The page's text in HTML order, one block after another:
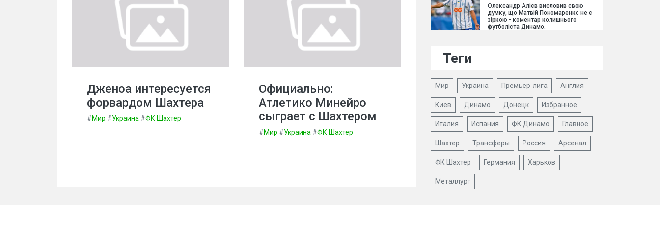
Дженоа интересуется
форвардом Шахтера
#Мир #Украина #ФК Шахтер
Официально:
Атлетико Минейро
сыграет с Шахтером
#Мир #Украина #ФК Шахтер
Олександр Алієв висловив свою
думку, що Матвій Пономаренко не є
зіркою - коментар колишнього
футболіста Динамо.
Теги
Мир Украина Премьер-лига Англия
Киев Динамо Донецк Избранное
Италия Испания ФК Динамо Главное
Шахтер Трансферы Россия Арсенал
ФК Шахтер Германия Харьков
Металлург